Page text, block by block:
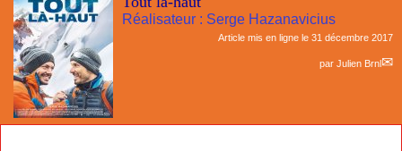
Réalisateur : Serge Hazanavicius
Article mis en ligne le 31 décembre 2017
par Julien Brnl